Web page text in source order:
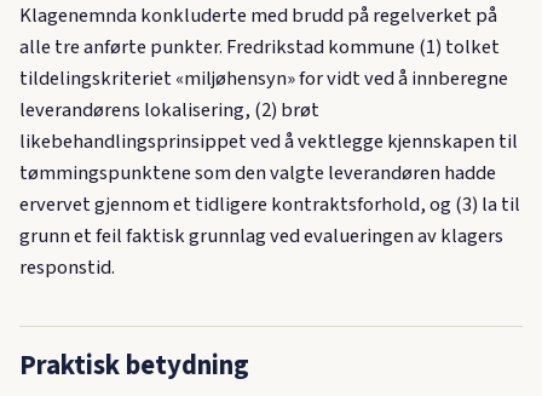
Klagenemnda konkluderte med brudd på regelverket på
alle tre anførte punkter. Fredrikstad kommune (1) tolket
tildelingskriteriet «miljøhensyn» for vidt ved å innberegne
leverandørens lokalisering, (2) brøt
likebehandlingsprinsippet ved å vektlegge kjennskapen til
tømmingspunktene som den valgte leverandøren hadde
ervervet gjennom et tidligere kontraktsforhold, og (3) la til
grunn et feil faktisk grunnlag ved evalueringen av klagers
responstid.
Praktisk betydning